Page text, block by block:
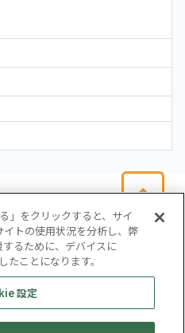
サイトマップ
個人情報保護方針
テイツー
」をクリックすると、サイ
トの使用状況を分析し、弊
るために、デバイスに
ことになります。
設定